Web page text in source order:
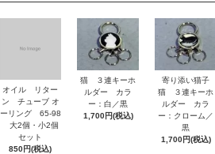
オイル リター
ン チューブ オ
ーリング 65-98
大2個・小2個
セット
850円(税込)
猫 ３連キーホ
ルダー カラ
ー：白／黒
1,700円(税込)
寄り添い猫子
猫 ３連キーホ
ルダー カラ
ー：クローム／
黒
1,700円(税込)